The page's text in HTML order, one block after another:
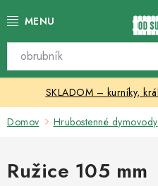
na
Katalóg produktov
Skleníky
Chovateľské potreby
SKLADOM – kurníky,
Domov Hrubostenné dymovody
Ružice 105 mm